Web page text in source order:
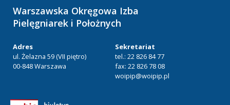
Warszawska Okręgowa Izba
Pielęgniarek i Położnych
Adres
ul. Żelazna 59 (VII piętro)
00-848 Warszawa
Sekretariat
tel.: 22 826 84 77
fax: 22 826 78 08
woipip@woipip.pl